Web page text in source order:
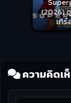
(2026) ซูเ
เกิร์ล
ความคิดเ